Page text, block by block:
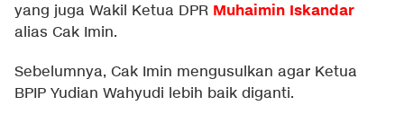
yang juga Wakil Ketua DPR Muhaimin Iskandar
alias Cak Imin.
Sebelumnya, Cak Imin mengusulkan agar Ketua
BPIP Yudian Wahyudi lebih baik diganti.